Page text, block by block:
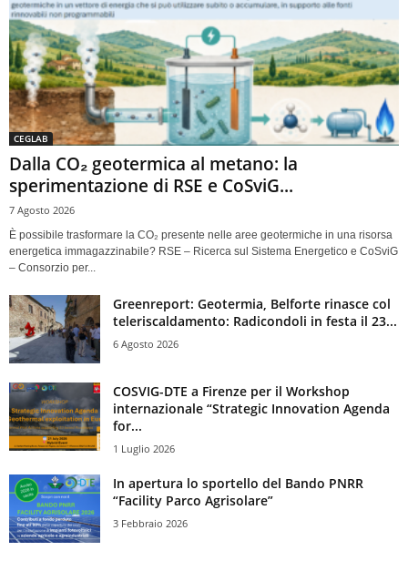
CEGLAB
Dalla CO₂ geotermica al metano: la
sperimentazione di RSE e CoSviG...
7 Agosto 2026
È possibile trasformare la CO₂ presente nelle aree geotermiche in una risorsa
energetica immagazzinabile? RSE – Ricerca sul Sistema Energetico e CoSviG
– Consorzio per...
Greenreport: Geotermia, Belforte rinasce col
teleriscaldamento: Radicondoli in festa il 23...
6 Agosto 2026
COSVIG-DTE a Firenze per il Workshop
internazionale “Strategic Innovation Agenda
for...
1 Luglio 2026
In apertura lo sportello del Bando PNRR
“Facility Parco Agrisolare”
3 Febbraio 2026